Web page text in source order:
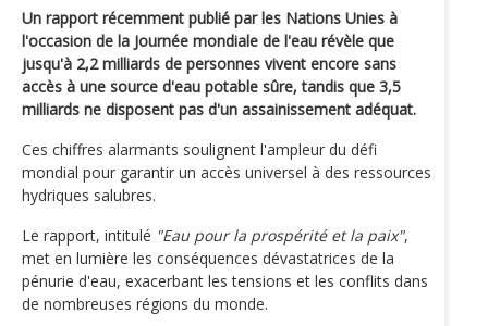
Un rapport récemment publié par les Nations Unies à
l'occasion de la Journée mondiale de l'eau révèle que
jusqu'à 2,2 milliards de personnes vivent encore sans
accès à une source d'eau potable sûre, tandis que 3,5
milliards ne disposent pas d'un assainissement adéquat.
Ces chiffres alarmants soulignent l'ampleur du défi
mondial pour garantir un accès universel à des ressources
hydriques salubres.
Le rapport, intitulé "Eau pour la prospérité et la paix",
met en lumière les conséquences dévastatrices de la
pénurie d'eau, exacerbant les tensions et les conflits dans
de nombreuses régions du monde.